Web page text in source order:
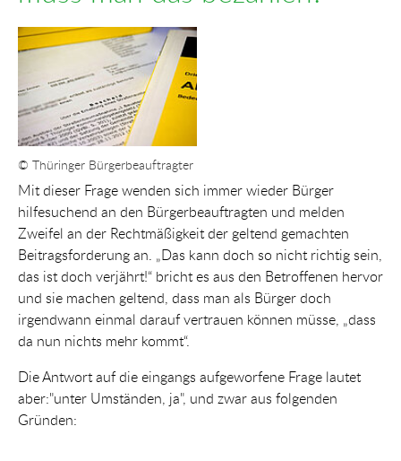
Show larger version for:
© Thüringer Bürgerbeauftragter
Mit dieser Frage wenden sich immer wieder Bürger
hilfesuchend an den Bürgerbeauftragten und melden
Zweifel an der Rechtmäßigkeit der geltend gemachten
Beitragsforderung an. „Das kann doch so nicht richtig sein,
das ist doch verjährt!“ bricht es aus den Betroffenen hervor
und sie machen geltend, dass man als Bürger doch
irgendwann einmal darauf vertrauen können müsse, „dass
da nun nichts mehr kommt“.
Die Antwort auf die eingangs aufgeworfene Frage lautet
aber:"unter Umständen, ja", und zwar aus folgenden
Gründen: